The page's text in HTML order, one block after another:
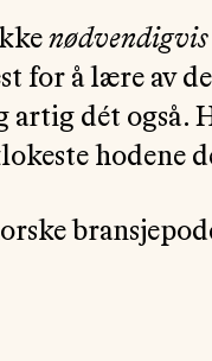
nødvendigvis
for å lære av
dét også.
hodene